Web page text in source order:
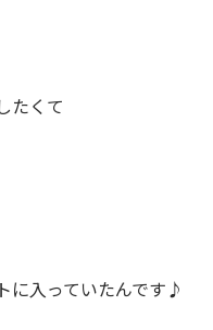
たくて
に入っていたんです♪